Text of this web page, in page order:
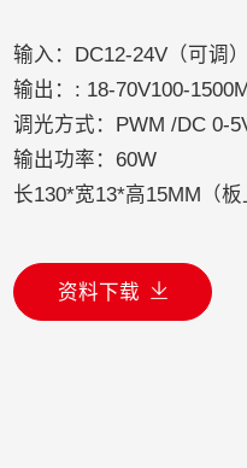
输入：DC12-24V（可调）
输出：: 18-70V100-
调光方式：PWM /DC 0-
输出功率：60W
长130*宽13*高15MM（板
资料下载